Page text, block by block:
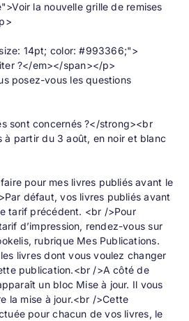
la nouvelle grille de remises
14pt; color: #993366;">
?</em></span></p>
posez-vous les questions
sont concernés ?</strong><br
à partir du 3 août, en noir et blanc
pour mes livres publiés avant le
défaut, vos livres publiés avant
tarif précédent. <br />Pour
d’impression, rendez-vous sur
rubrique Mes Publications.
livres dont vous voulez changer
publication.<br />A côté de
un bloc Mise à jour. Il vous
la mise à jour.<br />Cette
pour chacun de vos livres, le